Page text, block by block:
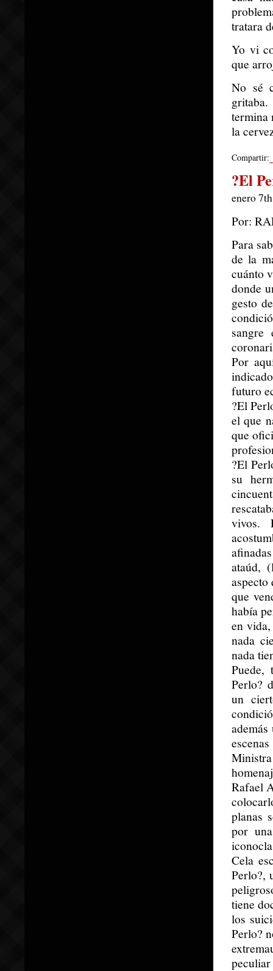
tratara
Yo vi
que
No sé
termina
la
Compartir:
?El
enero
Por:
Para
de la
cuánto
donde
gesto
sangre
Por
futuro
?El
el que
que
?El
su
vivos.
ataúd,
aspecto
que
había
en
nada
nada
Puede,
Perlo?
un
Rafael
planas
por
Cela
Perlo?,
tiene
los
Perlo?